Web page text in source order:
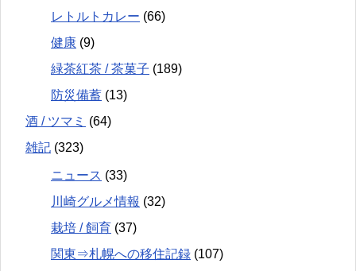
レトルトカレー (66)
健康 (9)
緑茶紅茶 / 茶菓子 (189)
防災備蓄 (13)
酒 / ツマミ (64)
雑記 (323)
ニュース (33)
川崎グルメ情報 (32)
栽培 / 飼育 (37)
関東⇒札幌への移住記録 (107)